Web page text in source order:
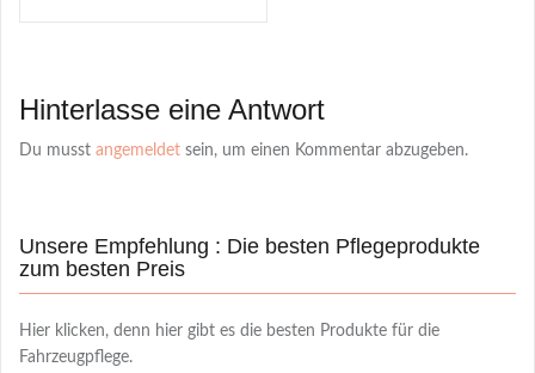
Hinterlasse eine Antwort
Du musst angemeldet sein, um einen Kommentar abzugeben.
Unsere Empfehlung : Die besten Pflegeprodukte
zum besten Preis
Hier klicken, denn hier gibt es die besten Produkte für die
Fahrzeugpflege.